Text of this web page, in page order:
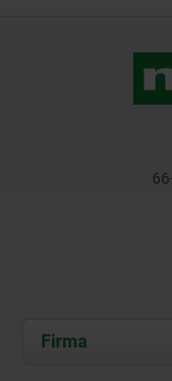
Firma